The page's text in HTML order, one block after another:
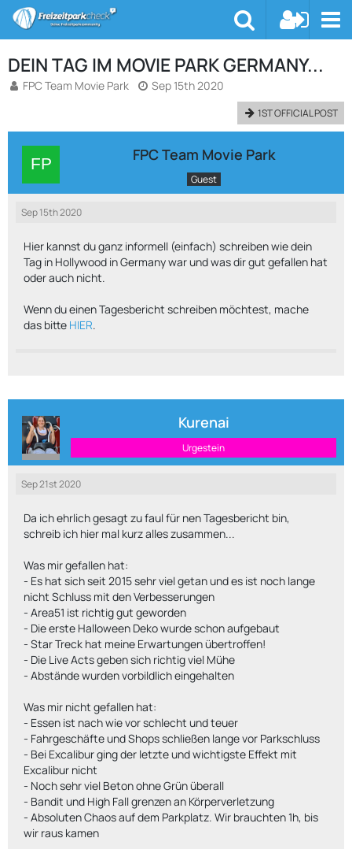
DEIN TAG IM MOVIE PARK GERMANY...
FPC Team Movie Park Sep 15th 2020
1ST OFFICIAL POST
FPC Team Movie Park
Guest
Sep 15th 2020
Hier kannst du ganz informell (einfach) schreiben wie dein
Tag in Hollywood in Germany war und was dir gut gefallen hat
oder auch nicht.
Wenn du einen Tagesbericht schreiben möchtest, mache
das bitte HIER.
Kurenai
Urgestein
Sep 21st 2020
Da ich ehrlich gesagt zu faul für nen Tagesbericht bin,
schreib ich hier mal kurz alles zusammen...
Was mir gefallen hat:
- Es hat sich seit 2015 sehr viel getan und es ist noch lange
nicht Schluss mit den Verbesserungen
- Area51 ist richtig gut geworden
- Die erste Halloween Deko wurde schon aufgebaut
- Star Treck hat meine Erwartungen übertroffen!
- Die Live Acts geben sich richtig viel Mühe
- Abstände wurden vorbildlich eingehalten
Was mir nicht gefallen hat:
- Essen ist nach wie vor schlecht und teuer
- Fahrgeschäfte und Shops schließen lange vor Parkschluss
- Bei Excalibur ging der letzte und wichtigste Effekt mit
Excalibur nicht
- Noch sehr viel Beton ohne Grün überall
- Bandit und High Fall grenzen an Körperverletzung
- Absoluten Chaos auf dem Parkplatz. Wir brauchten 1h, bis
wir raus kamen